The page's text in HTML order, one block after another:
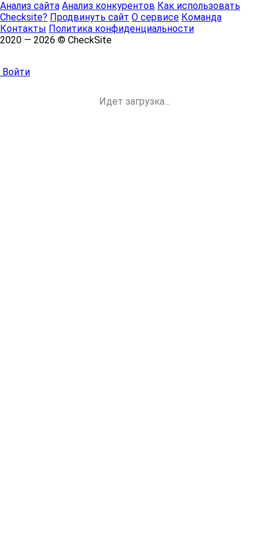
Анализ сайта Анализ конкурентов Как использовать
Checksite? Продвинуть сайт О сервисе Команда
Контакты Политика конфиденциальности
2020 — 2026 © CheckSite
Войти
Идет загрузка...